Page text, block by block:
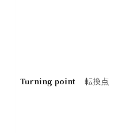
Turning point 転換点